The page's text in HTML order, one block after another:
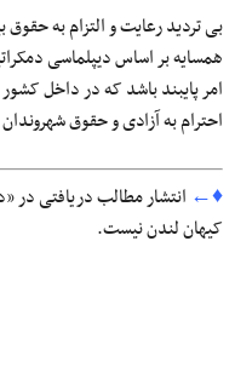
بی تردید رعایت و التزام به
همسایه بر اساس دیپلماسی
امر پایبند باشد که در داخل
احترام به آزادی و حقوق
♦← انتشار مطالب دریافتی در
کیهان لندن نیست.